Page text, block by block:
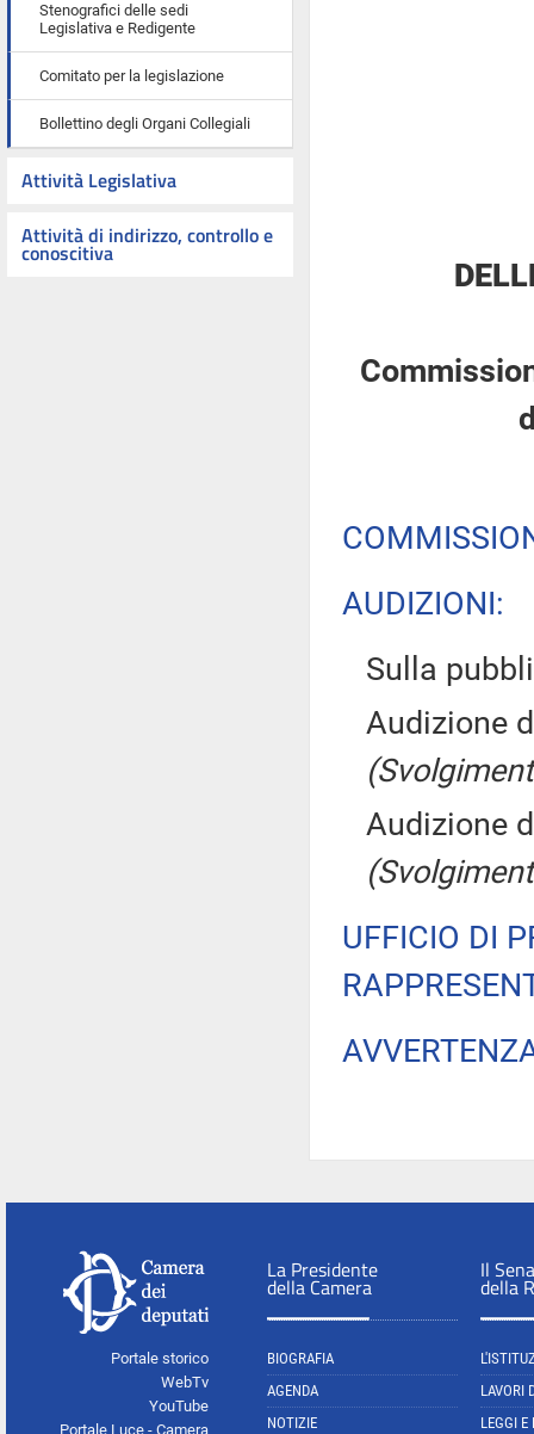
Stenografici delle sedi
Legislativa e Redigente
Comitato per la legislazione
Bollettino degli Organi Collegiali
Attività Legislativa
Attività di indirizzo, controllo e
conoscitiva
AUDIZIONI:
Sulla
Audizione
Audizione
UFFICIO DI
Portale storico
WebTv
YouTube
Portale Luce - Camera
La Presidente
della Camera
BIOGRAFIA
AGENDA
NOTIZIE
Il
della
LAVORI
LEGGI E